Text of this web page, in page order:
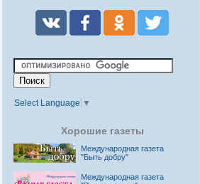
Select Language ▼
Хорошие газеты
Международная газета
"Быть добру"
Международная газета